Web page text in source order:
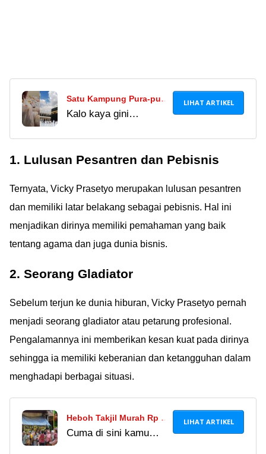
Satu Kampung Pura-pura
Pindah Agama Demi
Haji
Kalo kaya gini
LIHAT ARTIKEL
1. Lulusan Pesantren dan Pebisnis
Ternyata, Vicky Prasetyo merupakan lulusan pesantren
dan memiliki latar belakang sebagai pebisnis. Hal ini
menjadikan dirinya memiliki pemahaman yang baik
tentang agama dan juga dunia bisnis.
2. Seorang Gladiator
Sebelum terjun ke dunia hiburan, Vicky Prasetyo pernah
menjadi seorang gladiator atau petarung profesional.
Pengalamannya ini memberikan kesan kuat pada dirinya
sehingga ia memiliki keberanian dan ketangguhan dalam
menghadapi berbagai situasi.
Heboh Takjil Murah Rp 2
Ribu di Jakarta Pusat,
Cuma di sini kamu
LIHAT ARTIKEL